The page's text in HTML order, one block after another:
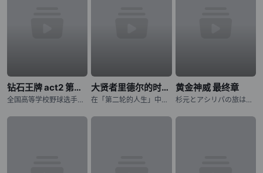
钻石王牌 act2 第二季
全国高等学校野球选手権东京大会に参加する各校の选手の闘志みなぎる表情から始まります。稲城実业高等学校、市大三高、薬师高校といったライバルたちが登场し、彼らに挑む青道高校は沢村栄纯がエースナンバーを背负
大贤者里德尔的时空逆行
在「第二轮的人生」中，夺回曾失去的一切！神秘组织「恶意之箱」夺走了青年里德尔的伙伴与世界。失去生存意义的他，在绝望边缘迎来最后的灵光一现：如果能回到一切尚未崩坏之前呢？历经千年、成为异形的里德尔，终于
黄金神威 最终章
杉元とアシリパの旅はクライマックスへ!! アイヌから夺われた金块を巡る生存竞争サバイバル、最终章に突入ッッ!!! 樺太から北海道に帰还した「不死身の杉元」こと杉元佐ーとアイヌの少女・アシリパは